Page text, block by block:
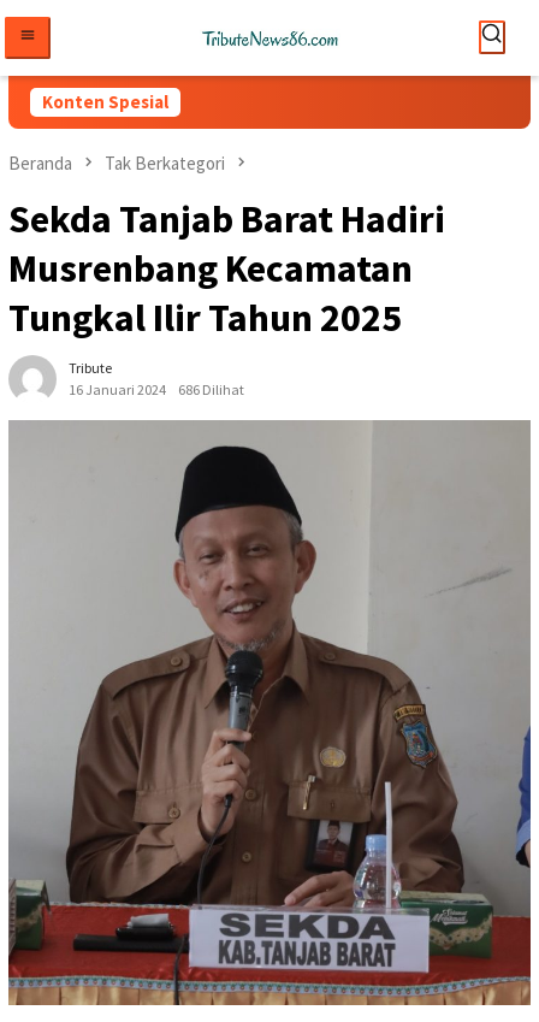
konten
Konten Spesial
Beranda Tak Berkategori
Sekda Tanjab Barat Hadiri
Musrenbang Kecamatan
Tungkal Ilir Tahun 2025
Tribute
16 Januari 2024
686 Dilihat